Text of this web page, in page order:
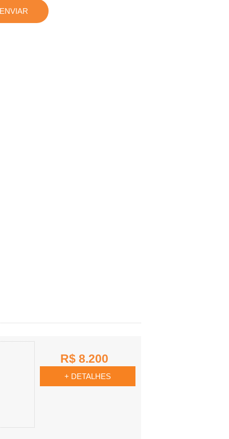
R$ 8.200
+ DETALHES